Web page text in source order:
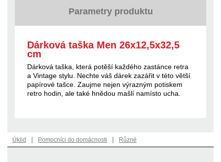
Parametry produktu
Dárková taška Men 26x12,5x32,5
cm
Dárková taška, která potěší každého zastánce retra
a Vintage stylu. Nechte váš dárek zazářit v této větší
papírové tašce. Zaujme nejen výrazným potiskem
retro hodin, ale také hnědou mašlí namísto ucha.
Úklid | Pomocníci do domácnosti | Různé